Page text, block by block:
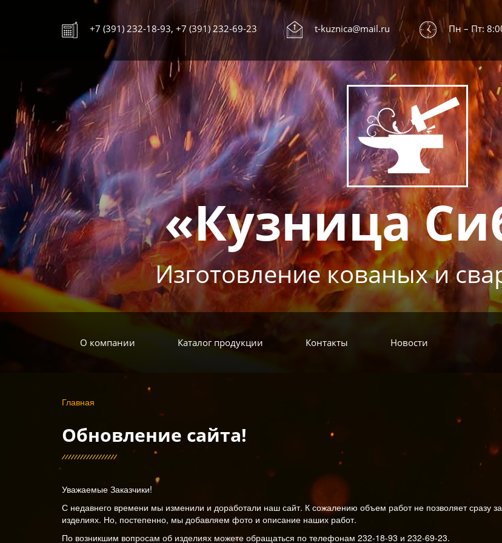
+7 (391) 232-18-93, +7 (391) 232-69-23 t-kuznica@mail.ru Пн – Пт:
«Кузница
Изготовление кованых и
О компании Каталог продукции Контакты Новости
Вы
здесь
Главная
Обновление сайта!
Уважаемые Заказчики!
С недавнего времени мы изменили и доработали наш сайт. К сожалению объем работ не позволяет сразу
изделиях. Но, постепенно, мы добавляем фото и описание наших работ.
По возникшим вопросам об изделиях можете обращаться по телефонам 232-18-93 и 232-69-23.